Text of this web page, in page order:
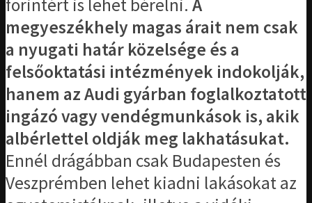
forintért is lehet bérelni. A
megyeszékhely magas árait nem csak
a nyugati határ közelsége és a
felsőoktatási intézmények indokolják,
hanem az Audi gyárban foglalkoztatott
ingázó vagy vendégmunkások is, akik
albérlettel oldják meg lakhatásukat.
Ennél drágábban csak Budapesten és
Veszprémben lehet kiadni lakásokat az